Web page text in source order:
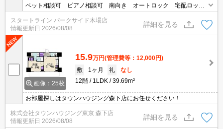
ペット相談可 ピアノ相談可 南向き オートロック 宅配ロッカ
ー 二口コンロ 追い焚き １階にコンビニ
スタートライン パークサイド木場店
情報更新日 2026/08/08
詳細を見る
画像：25枚
15.9万円(管理費等：12,000円)
敷
1ヶ月 礼
なし
12階
1LDK 39.69m²
お部屋探しはタウンハウジング森下店にお任せください！
株式会社タウンハウジング東京 森下店
情報更新日 2026/08/08
詳細を見る